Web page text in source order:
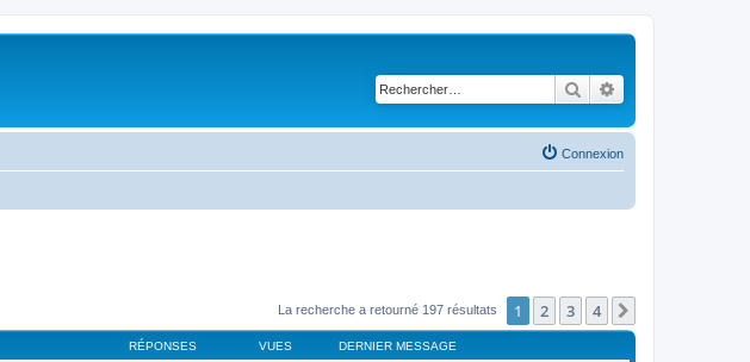
Rechercher
Connexion
La recherche a retourné 197 résultats 1 2 3 4
RÉPONSES VUES DERNIER MESSAGE